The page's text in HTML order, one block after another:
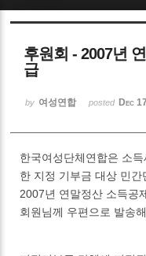
후원회 - 2007년
급
by 여성연합 posted Dec
한국여성단체연합은 소
한 지정 기부금 대상 민간
2007년 연말정산 소득공
회원님께 우편으로 발송